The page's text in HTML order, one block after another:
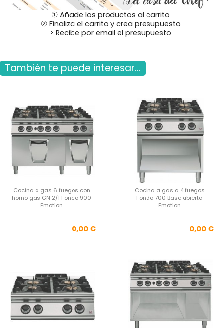
① Añade los productos al carrito
② Finaliza el carrito y crea presupuesto
> Recibe por email el presupuesto
También te puede interesar...
Cocina a gas 6 fuegos con
horno gas GN 2/1 Fondo 900
Emotion
Precio
0,00 €
Cocina a gas a 4 fuegos
Fondo 700 Base abierta
Emotion
0,00 €